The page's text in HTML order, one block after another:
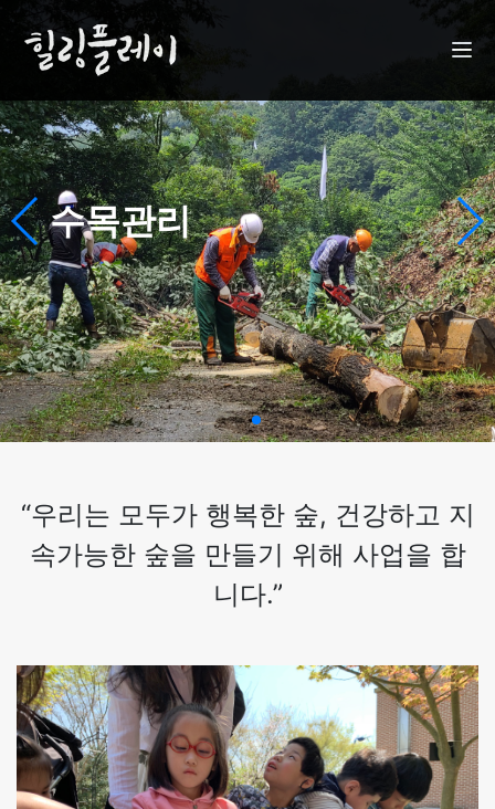
팝업레이어 알림이 없습니다.
수목관리
“우리는 모두가 행복한 숲, 건강하고 지
속가능한 숲을 만들기 위해 사업을 합
니다.”